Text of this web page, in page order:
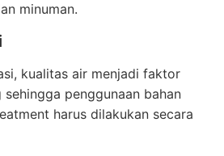
minuman.
kualitas air menjadi faktor
penggunaan bahan
harus dilakukan secara